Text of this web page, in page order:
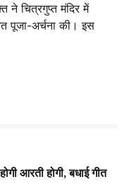
ने चित्रगुप्त मंदिर में
पूजा-अर्चना की। इस
आरती होगी, बधाई गीत